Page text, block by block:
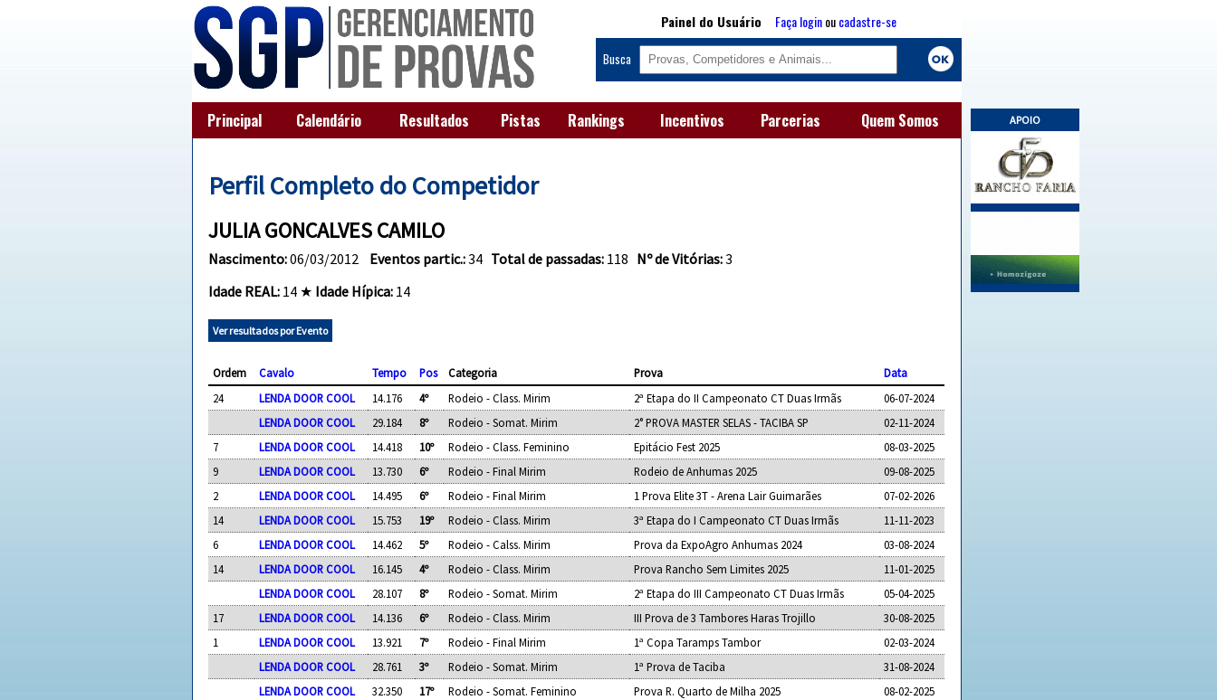
APOIO
Painel do Usuário Faça loginoucadastre-se
Busca
Principal Calendário Resultados Pistas Rankings Incentivos Parcerias Quem Somos
Perfil Completo do Competidor
JULIA GONCALVES CAMILO
Nascimento:06/03/2012 Eventos partic.:34 Total de passadas: 118 Nº de Vitórias:3
Idade REAL: 14 ★ Idade Hípica: 14
Ver resultados por Evento
Ordem Cavalo Tempo Pos Categoria Prova
Data
24
LENDA DOOR COOL 14.176 4º Rodeio - Class. Mirim 2ª Etapa do II Campeonato CT Duas Irmãs
06-07-2024
LENDA DOOR COOL
29.184 8º Rodeio - Somat. Mirim 2° PROVA MASTER SELAS - TACIBA SP
02-11-2024
7
LENDA DOOR COOL 14.418 10º Rodeio - Class. Feminino Epitácio Fest 2025
08-03-2025
9
LENDA DOOR COOL 13.730 6º Rodeio - Final Mirim Rodeio de Anhumas 2025
09-08-2025
2
LENDA DOOR COOL 14.495 6º Rodeio - Final Mirim 1 Prova Elite 3T - Arena Lair Guimarães
07-02-2026
14
LENDA DOOR COOL 15.753 19º Rodeio - Class. Mirim 3ª Etapa do I Campeonato CT Duas Irmãs
11-11-2023
6
LENDA DOOR COOL 14.462 5º Rodeio - Calss. Mirim Prova da ExpoAgro Anhumas 2024
03-08-2024
14
LENDA DOOR COOL 16.145 4º Rodeio - Class. Mirim Prova Rancho Sem Limites 2025
11-01-2025
LENDA DOOR COOL
28.107 8º Rodeio - Somat. Mirim 2ª Etapa do III Campeonato CT Duas Irmãs
05-04-2025
17
LENDA DOOR COOL 14.136 6º Rodeio - Class. Mirim III Prova de 3 Tambores Haras Trojillo
30-08-2025
1
LENDA DOOR COOL 13.921 7º Rodeio - Final Mirim 1ª Copa Taramps Tambor
02-03-2024
LENDA DOOR COOL
28.761 3º Rodeio - Somat. Mirim 1ª Prova de Taciba
31-08-2024
LENDA DOOR COOL
32.350 17º Rodeio - Somat. Feminino Prova R. Quarto de Milha 2025
08-02-2025